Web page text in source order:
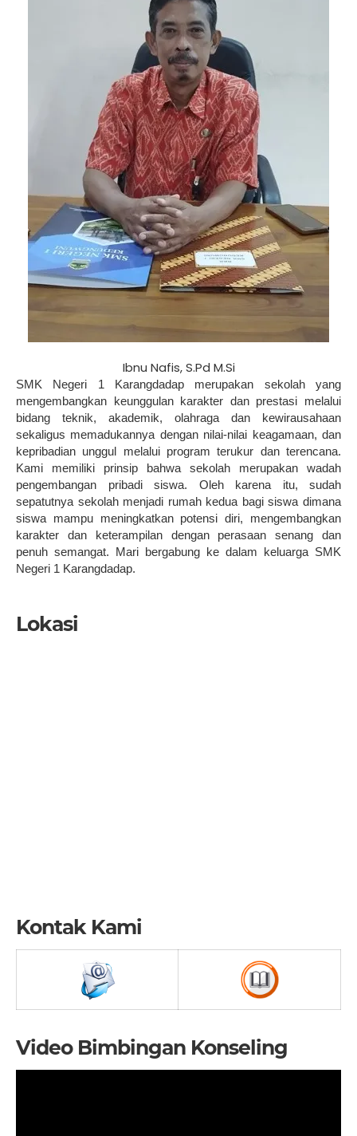
Ibnu Nafis, S.Pd M.Si
SMK Negeri 1 Karangdadap merupakan sekolah yang
mengembangkan keunggulan karakter dan prestasi melalui
bidang teknik, akademik, olahraga dan kewirausahaan
sekaligus memadukannya dengan nilai-nilai keagamaan, dan
kepribadian unggul melalui program terukur dan terencana.
Kami memiliki prinsip bahwa sekolah merupakan wadah
pengembangan pribadi siswa. Oleh karena itu, sudah
sepatutnya sekolah menjadi rumah kedua bagi siswa dimana
siswa mampu meningkatkan potensi diri, mengembangkan
karakter dan keterampilan dengan perasaan senang dan
penuh semangat. Mari bergabung ke dalam keluarga SMK
Negeri 1 Karangdadap.
Lokasi
Kontak Kami
Video Bimbingan Konseling